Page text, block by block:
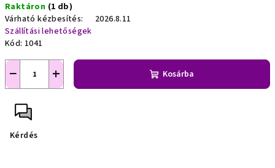
Raktáron (1 db)
Várható kézbesítés:
2026.8.11
Szállítási lehetőségek
Kód: 1041
+
− Kosárba
Kérdés